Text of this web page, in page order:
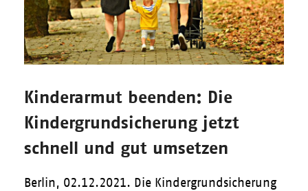
Kinderarmut beenden: Die
Kindergrundsicherung jetzt
schnell und gut umsetzen
Berlin, 02.12.2021. Die Kindergrundsicherung